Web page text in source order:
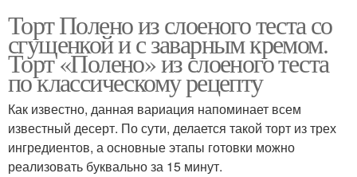
Торт Полено из слоеного теста со
сгущенкой и с заварным кремом.
Торт «Полено» из слоеного теста
по классическому рецепту
Как известно, данная вариация напоминает всем
известный десерт. По сути, делается такой торт из трех
ингредиентов, а основные этапы готовки можно
реализовать буквально за 15 минут.